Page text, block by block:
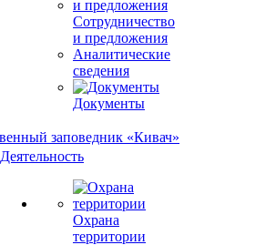
Сотрудничество
и предложения
Аналитические
сведения
Документы
Деятельность
Охрана
территории